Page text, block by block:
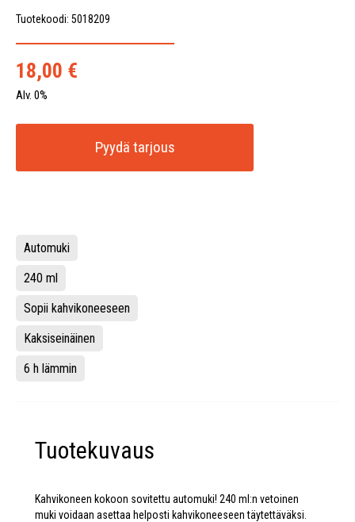
Tuotekoodi: 5018209
18,00 €
Alv. 0%
Pyydä tarjous
Automuki
240 ml
Sopii kahvikoneeseen
Kaksiseinäinen
6 h lämmin
Tuotekuvaus
Kahvikoneen kokoon sovitettu automuki! 240 ml:n vetoinen
muki voidaan asettaa helposti kahvikoneeseen täytettäväksi.